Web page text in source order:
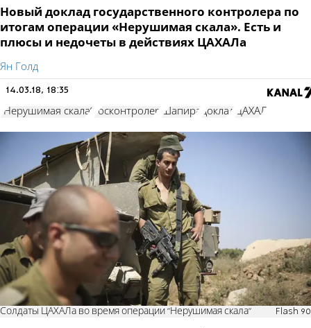
Новый доклад государственного контролера по
итогам операции «Нерушимая скала». Есть и
плюсы и недочеты в действиях ЦАХАЛа
Ян Голд
14.03.18, 18:35
"Нерушимая скала" госконтролер Шапира доклад ЦАХАЛ
Солдаты ЦАХАЛа во время операции "Нерушимая скала" Flash 90